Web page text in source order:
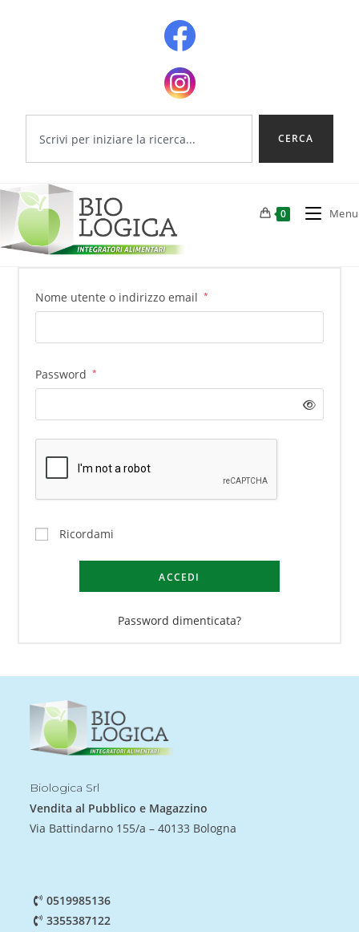
CERCA
0 Menu
Nome utente o indirizzo email *
Password *
Ricordami
ACCEDI
Password dimenticata?
Biologica Srl
Vendita al Pubblico e Magazzino
Via Battindarno 155/a – 40133 Bologna
0519985136
3355387122